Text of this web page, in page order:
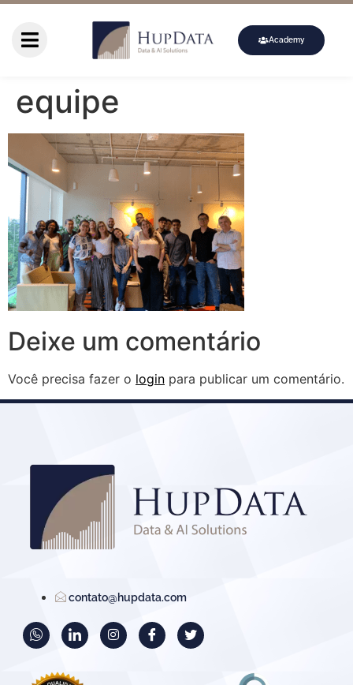
Academy
equipe
Deixe um comentário
Você precisa fazer o login para publicar um comentário.
contato@hupdata.com